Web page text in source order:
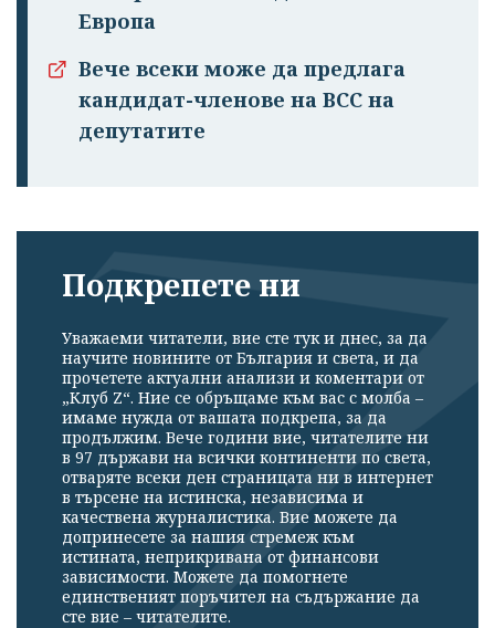
Европа
Вече всеки може да предлага
кандидат-членове на ВСС на
депутатите
Подкрепете ни
Уважаеми читатели, вие сте тук и днес, за да
научите новините от България и света, и да
прочетете актуални анализи и коментари от
„Клуб Z“. Ние се обръщаме към вас с молба –
имаме нужда от вашата подкрепа, за да
продължим. Вече години вие, читателите ни
в 97 държави на всички континенти по света,
отваряте всеки ден страницата ни в интернет
в търсене на истинска, независима и
качествена журналистика. Вие можете да
допринесете за нашия стремеж към
истината, неприкривана от финансови
зависимости. Можете да помогнете
единственият поръчител на съдържание да
сте вие – читателите.